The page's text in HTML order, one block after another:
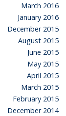
March 2016
January 2016
December 2015
August 2015
June 2015
May 2015
April 2015
March 2015
February 2015
December 2014